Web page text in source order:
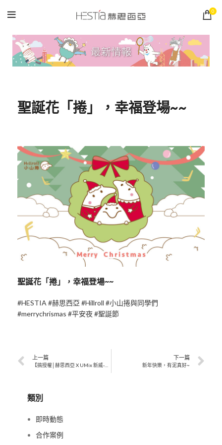
0
聖誕花「捲」，幸福登場~~
聖誕花「捲」，幸福登場~~
#HESTIA #赫思西亞 #Hillroll #小山捲與同學們
#merrychrismas #平安夜#聖誕節
上一篇 下一篇
新年快樂，有泥真好~
類別
即時動態
合作案例